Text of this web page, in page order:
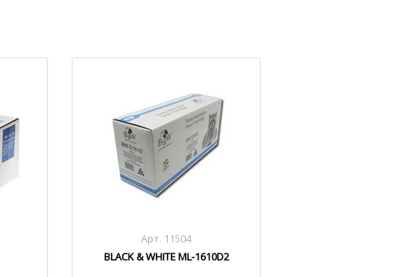
Арт. 11504
BLACK & WHITE ML-1610D2